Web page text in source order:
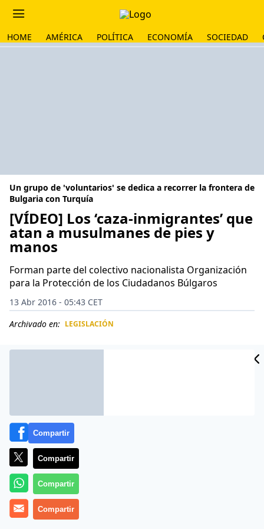
HOME AMÉRICA POLÍTICA ECONOMÍA SOCIEDAD
Un grupo de 'voluntarios' se dedica a recorrer la frontera de
Bulgaria con Turquía
[VÍDEO] Los ‘caza-inmigrantes’ que
atan a musulmanes de pies y
manos
Forman parte del colectivo nacionalista Organización
para la Protección de los Ciudadanos Búlgaros
13 Abr 2016 - 05:43 CET
Archivado en: LEGISLACIÓN
Más información
Compartir
Compartir
Compartir
Compartir